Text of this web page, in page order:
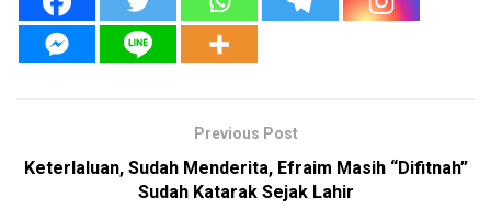
Previous Post
Keterlaluan, Sudah Menderita, Efraim Masih “Difitnah”
Sudah Katarak Sejak Lahir